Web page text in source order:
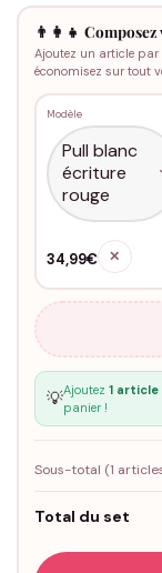
👨‍👩‍👧
Ajoutez un article par
économisez sur tout
Modèle
34,99€ ✕
💡Ajoutez 1 article
panier !
Sous-total (1
Total du set